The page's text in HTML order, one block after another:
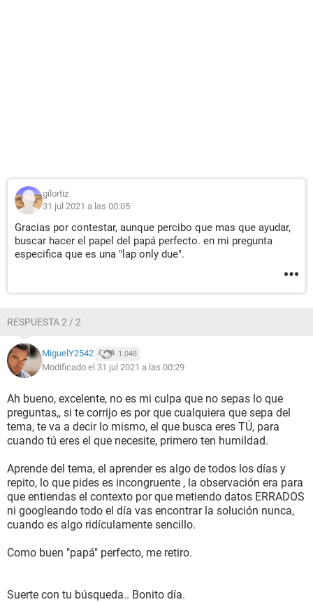
gilortiz
31 jul 2021 a las 00:05
Gracias por contestar, aunque percibo que mas que ayudar,
buscar hacer el papel del papá perfecto. en mi pregunta
especifica que es una "lap only due".
RESPUESTA 2 / 2
MiguelY2542 1.048
Modificado el 31 jul 2021 a las 00:29
Ah bueno, excelente, no es mi culpa que no sepas lo que
preguntas,, si te corrijo es por que cualquiera que sepa del
tema, te va a decir lo mismo, el que busca eres TÚ, para
cuando tú eres el que necesite, primero ten humildad.
Aprende del tema, el aprender es algo de todos los días y
repito, lo que pides es incongruente , la observación era para
que entiendas el contexto por que metiendo datos ERRADOS
ni googleando todo el día vas encontrar la solución nunca,
cuando es algo ridículamente sencillo.
Como buen "papá" perfecto, me retiro.
Suerte con tu búsqueda.. Bonito día.